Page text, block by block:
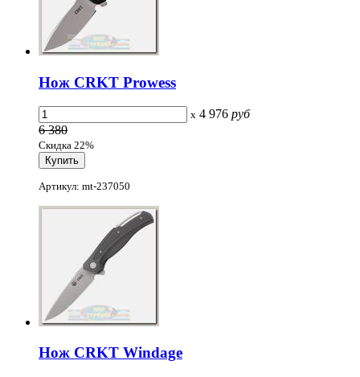
Нож CRKT Prowess
x 4 976 руб
6 380
Скидка 22%
Артикул: mt-237050
Нож CRKT Windage